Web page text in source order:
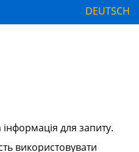
DEUTSCH
для запиту.
використовувати